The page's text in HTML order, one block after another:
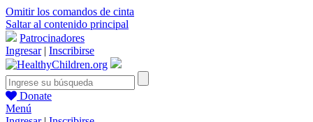
Omitir los comandos de cinta
Saltar al contenido principal
Patrocinadores
Ingresar| Inscribirse
Donate
Menú